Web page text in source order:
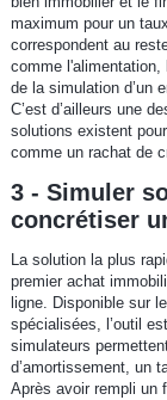
maximum pour un
correspondent au
comme l'alimentation,
de la simulation d’un
C’est d’ailleurs une
solutions existent
comme un rachat de
3 - Simuler
concrétiser
La solution la plus
premier achat
ligne. Disponible sur
spécialisées, l’outil
simulateurs
d’amortissement, un
Après avoir rempli un